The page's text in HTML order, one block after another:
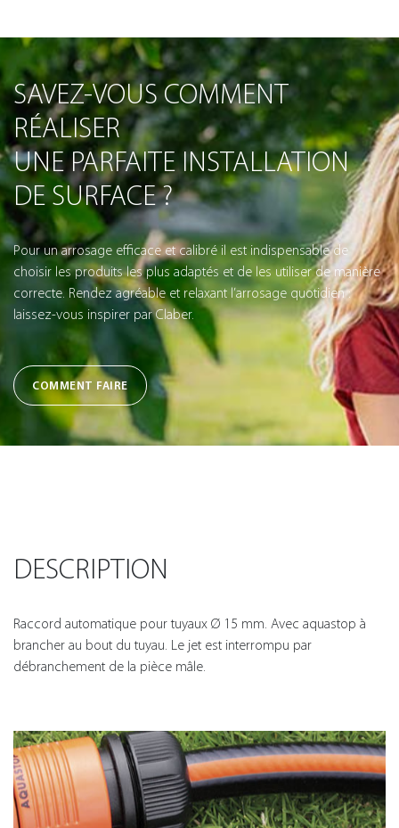
SAVEZ-VOUS COMMENT
RÉALISER
UNE PARFAITE INSTALLATION
DE SURFACE ?
Pour un arrosage efficace et calibré il est indispensable de
choisir les produits les plus adaptés et de les utiliser de manière
correcte. Rendez agréable et relaxant l’arrosage quotidien :
laissez-vous inspirer par Claber.
COMMENT FAIRE
DESCRIPTION
Raccord automatique pour tuyaux Ø 15 mm. Avec aquastop à
brancher au bout du tuyau. Le jet est interrompu par
débranchement de la pièce mâle.